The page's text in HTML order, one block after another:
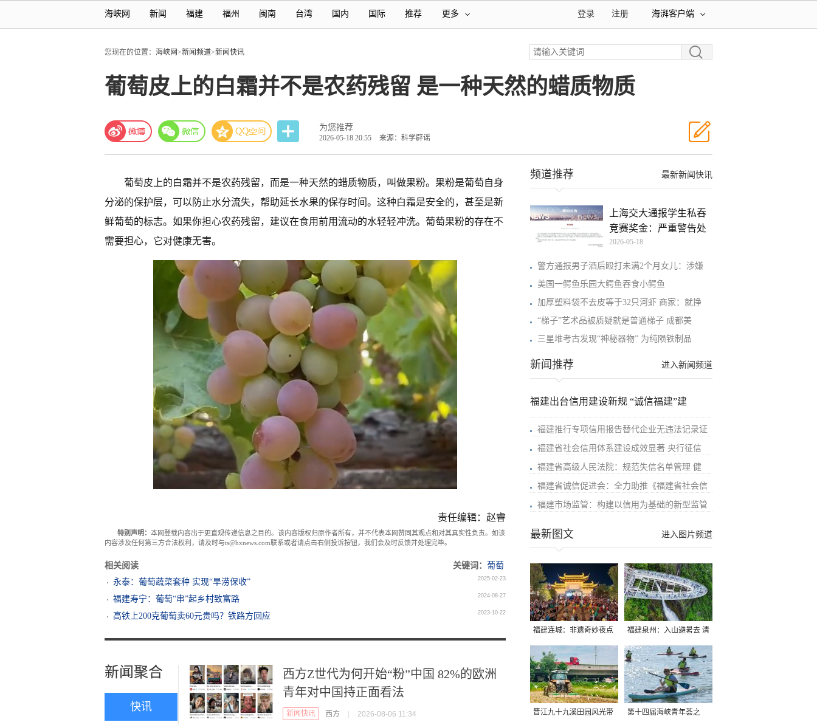
海峡网 新闻 福建 福州 闽南 台湾 国内 国际 推荐 更多 海湃客户端
注册
登录
您现在的位置： 海峡网>新闻频道>新闻快讯
葡萄皮上的白霜并不是农药残留 是一种天然的蜡质物质
为您推荐
2026-05-18 20:55 来源：科学辟谣
葡萄皮上的白霜并不是农药残留，而是一种天然的蜡质物质，叫做果粉。 果粉是葡萄自身
分泌的保护层，可以防止水分流失，帮助延长水果的保存时间。这种白霜是安全的，甚至是新
鲜葡萄的标志。如果你担心农药残留，建议在食用前用流动的水轻轻冲洗。葡萄果粉的存在不
需要担心，它对健康无害。
责任编辑：赵睿
特别声明： 本网登载内容出于更直观传递信息之目的。该内容版权归原作者所有，并不代表本网赞同其观点和对其真实性负责。如该
内容涉及任何第三方合法权利，请及时与ts@hxnews.com联系或者请点击右侧投诉按钮，我们会及时反馈并处理完毕。
相关阅读 关键词： 葡萄
永泰：葡萄蔬菜套种 实现“旱涝保收”
2025-02-23
福建寿宁：葡萄“串”起乡村致富路 2024-08-27
高铁上200克葡萄卖60元贵吗？铁路方回应 2023-10-22
新闻聚合
快讯
西方Z世代为何开始“粉”中国 82%的欧洲
青年对中国持正面看法
新闻快讯 西方 | 2026-08-06 11:34
最新新闻快讯
频道推荐
上海交大通报学生私吞
竞赛奖金：严重警告处
分
2026-05-18
警方通报男子酒后殴打未满2个月女儿：涉嫌
美国一鳄鱼乐园大鳄鱼吞食小鳄鱼
加厚塑料袋不去皮等于32只河虾 商家：就挣
“梯子”艺术品被质疑就是普通梯子 成都美
三星堆考古发现“神秘器物” 为纯陨铁制品
进入新闻频道
新闻推荐
福建出台信用建设新规 “诚信福建”建
福建推行专项信用报告替代企业无违法记录证
福建省社会信用体系建设成效显著 央行征信
福建省高级人民法院：规范失信名单管理 健
福建省诚信促进会：全力助推《福建省社会信
福建市场监管：构建以信用为基础的新型监管
进入图片频道
最新图文
福建连城：非遗奇妙夜点
亮夏夜
福建泉州：入山避暑去 清
凉好惬意
晋江九十九溪田园风光带 第十四届海峡青年荟之